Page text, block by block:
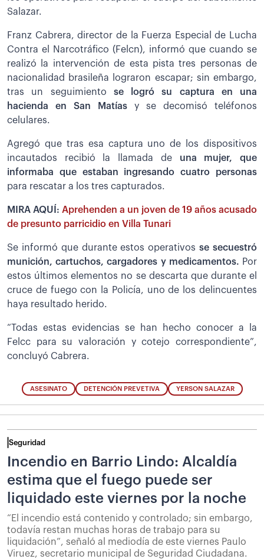
Salazar.
Franz Cabrera, director de la Fuerza Especial de Lucha
Contra el Narcotráfico (Felcn), informó que cuando se
realizó la intervención de esta pista tres personas de
nacionalidad brasileña lograron escapar; sin embargo,
tras un seguimiento se logró su captura en una
hacienda en San Matías y se decomisó teléfonos
celulares.
Agregó que tras esa captura uno de los dispositivos
incautados recibió la llamada deuna mujer, que
informaba que estaban ingresando cuatro personas
para rescatar a los tres capturados.
MIRA AQUÍ: Aprehenden a un joven de 19 años acusado
de presunto parricidio en Villa Tunari
Se informó que durante estos operativosse secuestró
munición, cartuchos, cargadores y medicamentos. Por
estos últimos elementos no se descarta que durante el
cruce de fuego con la Policía, uno de los delincuentes
haya resultado herido.
“Todas estas evidencias se han hecho conocer a la
Felcc para su valoración y cotejo correspondiente”,
concluyó Cabrera.
ASESINATO DETENCIÓN PREVETIVA YERSON SALAZAR
Seguridad
Incendio en Barrio Lindo: Alcaldía
estima que el fuego puede ser
liquidado este viernes por la noche
“El incendio está contenido y controlado; sin embargo,
todavía restan muchas horas de trabajo para su
liquidación”, señaló al mediodía de este viernes Paulo
Viruez, secretario municipal de Seguridad Ciudadana.